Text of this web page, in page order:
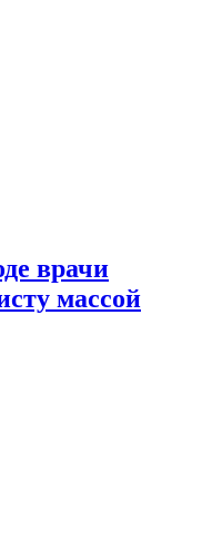
врачи
массой